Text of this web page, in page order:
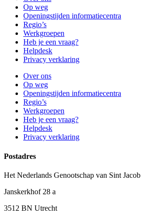
Op weg
Openingstijden informatiecentra
Regio’s
Werkgroepen
Heb je een vraag?
Helpdesk
Privacy verklaring
Over ons
Op weg
Openingstijden informatiecentra
Regio’s
Werkgroepen
Heb je een vraag?
Helpdesk
Privacy verklaring
Postadres
Het Nederlands Genootschap van Sint Jacob
Janskerkhof 28 a
3512 BN Utrecht